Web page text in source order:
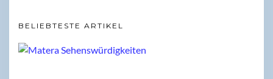
BELIEBTESTE ARTIKEL